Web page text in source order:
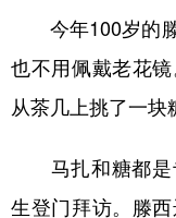
辽宁
浙江
山东
广东
四川
今年100岁的滕
也不用佩戴老花
从茶几上挑了一块
马扎和糖都是
生登门拜访。滕西